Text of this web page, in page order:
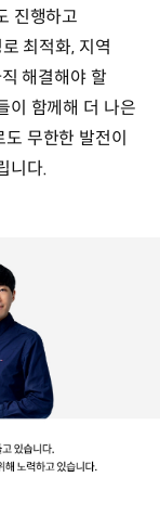
진행하고
최적화, 지역
해결해야 할
이 함께해 더 나은
무한한 발전이
니다.